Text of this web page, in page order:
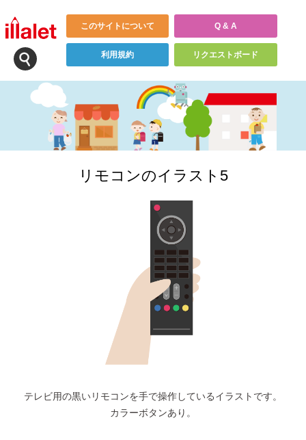
このサイトについて Q & A
利用規約 リクエストボード
リモコンのイラスト5
テレビ用の黒いリモコンを手で操作しているイラストです。
カラーボタンあり。